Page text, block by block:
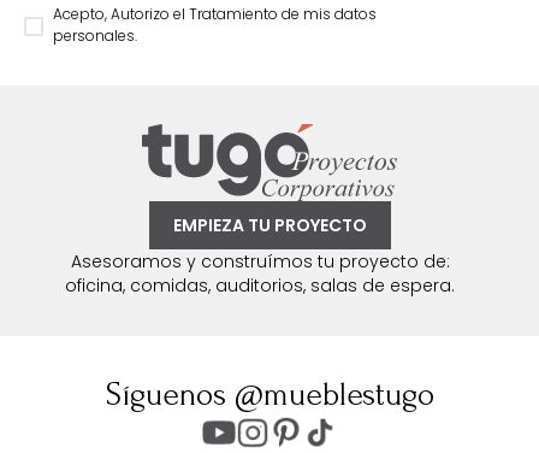
Acepto, Autorizo el Tratamiento de mis datos
personales.
EMPIEZA TU PROYECTO
Asesoramos y construímos tu proyecto de:
oficina, comidas, auditorios, salas de espera.
Síguenos @mueblestugo